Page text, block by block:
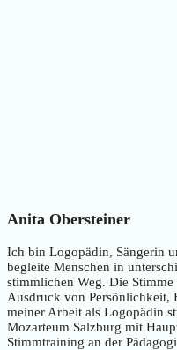
Anita Obersteiner
Ich bin Logopädin, Sängerin
begleite Menschen in
stimmlichen Weg. Die
Ausdruck von Persönlichkeit,
meiner Arbeit als Logopädin
Mozarteum Salzburg mit
Stimmtraining an der